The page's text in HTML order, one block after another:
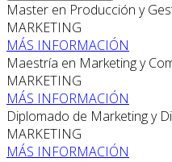
Master en Producción y
MARKETING
MÁS INFORMACIÓN
Maestría en Marketing y
MARKETING
MÁS INFORMACIÓN
Diplomado de Marketing y
MARKETING
MÁS INFORMACIÓN